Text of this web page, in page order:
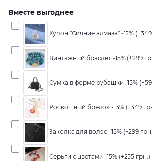
Вместе выгоднее
Кулон "Сияние алмаза" -13%
Винтажный браслет -15% (+299
Сумка в форме рубашки -15%
Роскошный брелок -13% (+349
Заколка для волос -15% (+299
Серьги с цветами -15% (+255 грн.)